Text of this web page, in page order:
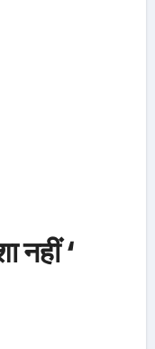
नहीं ‘